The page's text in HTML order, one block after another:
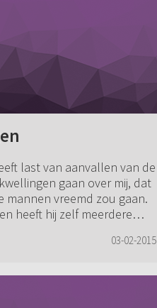
last van aanvallen van de
gaan over mij, dat
mannen vreemd zou gaan.
heeft hij zelf meerdere
03-02-2015